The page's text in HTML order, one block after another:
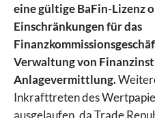
eine gültige BaFin-Lizenz
Einschränkungen für das
Verwaltung von
Anlagevermittlung.
Inkrafttreten des
ausgelaufen, da Trade